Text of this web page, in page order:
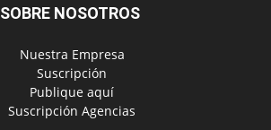
SOBRE NOSOTROS
‎ Nuestra Empresa
‎ Suscripción
‎ Publique aquí
‎ Suscripción Agencias